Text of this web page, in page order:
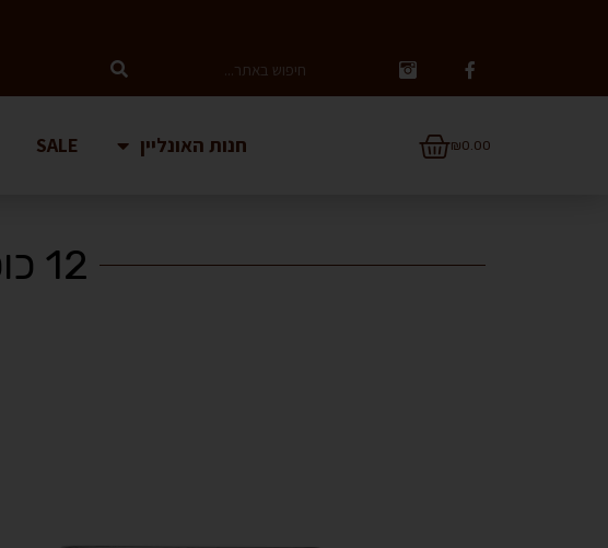
₪0.00 חנות האונליין SALE
12 כוסות אוורסט 270 מ"ל